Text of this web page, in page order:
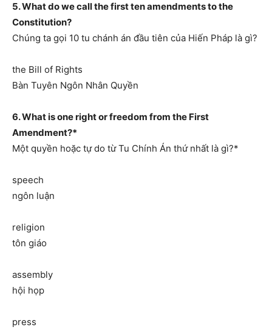
5. What do we call the first ten amendments to the
Constitution?
Chúng ta gọi 10 tu chánh án đầu tiên của Hiến Pháp là gì?
the Bill of Rights
Bàn Tuyên Ngôn Nhân Quyền
6. What is one right or freedom from the First
Amendment?*
Một quyền hoặc tự do từ Tu Chính Án thứ nhất là gì?*
speech
ngôn luận
religion
tôn giáo
assembly
hội họp
press